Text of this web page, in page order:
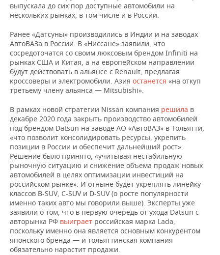
выпускала до сих пор доступные автомобили на
нескольких рынках, в том числе и в России.
Ранее «Датсуны» производились в Индии и на заводах
АвтоВАЗа в России. В «Ниссане» заявили, что
сосредоточатся со своим люксовым брендом Infiniti на
рынках США и Китая, а на европейском направлении
будут действовать в альянсе с Renault, предлагая
кроссоверы и электромобили. Азия останется «на откуп
третьему члену альянса — Mitsubishi».
В рамках новой стратегии Nissan компания решила в
декабре 2020 года закрыть производство автомобилей
под брендом Datsun на заводе АО «АвтоВАЗ» в Тольятти,
«что позволит консолидировать ресурсы, укрепить
позиции в России и обеспечит дальнейший рост».
Решение было принято, «учитывая нестабильную
рыночную ситуацию и снижение объема продаж новых
автомобилей в целях оптимизации инвестиций на
российском рынке». И отныне будет укреплять линейку
классов B-SUV, C-SUV и D-SUV (о росте популярности
именно таких авто мы говорили выше). Эксперты уже
заявили о том, что в первую очередь от ухода Datsun с
авторынка РФ выиграет российская марка Lada,
поскольку именно она является основным конкурентом
японского бренда — и тольяттинская компания
обязательно нарастит продажи.